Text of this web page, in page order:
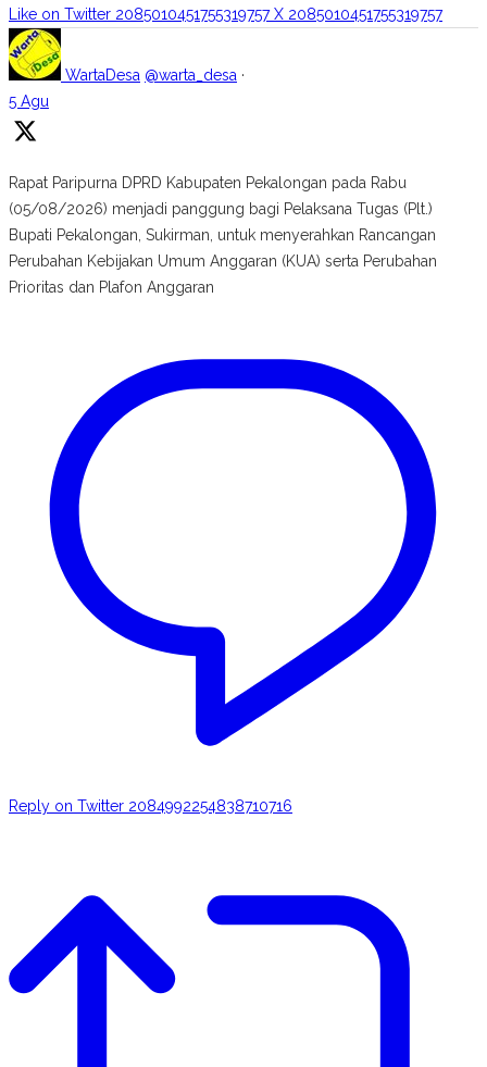
Like on Twitter 2085010451755319757 X 2085010451755319757
WartaDesa @warta_desa ·
5 Agu
Rapat Paripurna DPRD Kabupaten Pekalongan pada Rabu
(05/08/2026) menjadi panggung bagi Pelaksana Tugas (Plt.)
Bupati Pekalongan, Sukirman, untuk menyerahkan Rancangan
Perubahan Kebijakan Umum Anggaran (KUA) serta Perubahan
Prioritas dan Plafon Anggaran
Reply on Twitter 2084992254838710716